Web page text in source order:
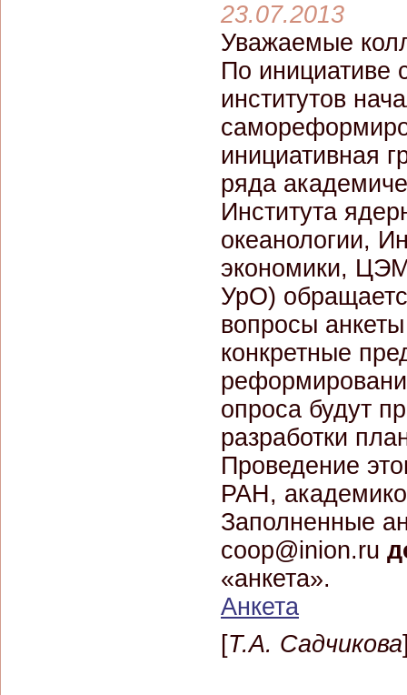
23.07.2013
Уважаемые
По инициативе
институтов
инициативная
ряда
Института
океанологии,
экономики,
УрО)
вопросы
конкретные
опроса будут
разработки
Проведение
РАН,
Заполненные
coop@inion.ru
«анкета».
Анкета
[Т.А. Садчикова